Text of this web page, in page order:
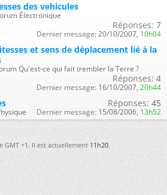
des vehicules
Électronique
Réponses: 7
Dernier message: 20/10/2007, 10h04
et sens de déplacement lié à la
Qu'est-ce qui fait trembler la Terre ?
Réponses: 4
Dernier message: 16/10/2007, 20h44
Réponses: 45
Dernier message: 15/08/2006, 13h52
GMT +1. Il est actuellement 11h20.